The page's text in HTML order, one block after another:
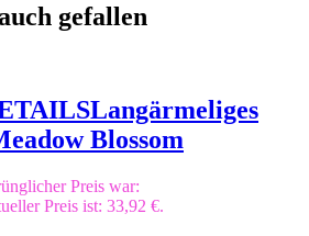
gefallen
Langärmeliges
Blossom
Preis war:
Preis ist: 33,92 €.